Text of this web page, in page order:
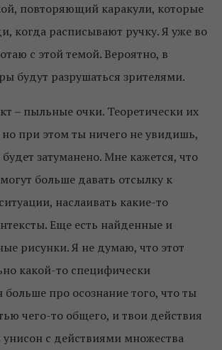
повторяющий каракули, которые
когда расписывают ручку. Я уже во
с этой темой. Вероятно, в
будут разрушаться зрителями.
– пыльные очки. Теоретически их
при этом ты ничего не увидишь,
затуманено. Мне кажется, что
больше давать отсылку к
наслаивать какие-то
Еще есть найденные и
рисунки. Я не думаю, что этот
какой-то специфически
больше про осознание того, что ты
чего-то общего, и твои действия
с действиями множества